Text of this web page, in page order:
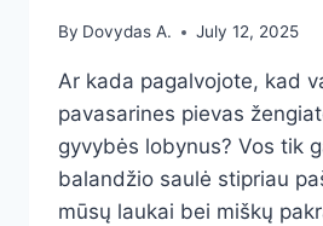
By Dovydas A. July 12, 2025
Ar kada pagalvojote, kad
pavasarines pievas
gyvybės lobynus? Vos tik
balandžio saulė stipriau
mūsų laukai bei miškų